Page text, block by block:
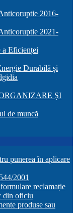
2016-
2021-
a Eficienței
Durabilă și
ȘI
de muncă
punerea în aplicare
2001
reclamație
din oficiu
produse sau